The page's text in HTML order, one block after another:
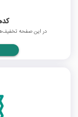
در این صفحه